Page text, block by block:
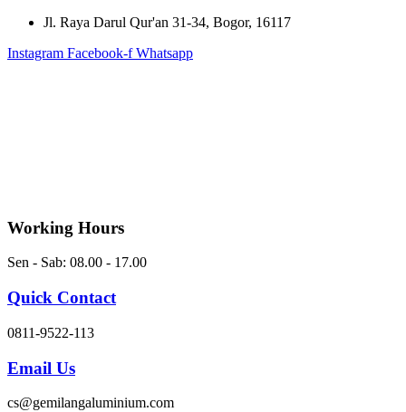
Skip
content
Jl. Raya Darul Qur'an 31-34, Bogor, 16117
Instagram Facebook-f Whatsapp
Working Hours
Sen - Sab: 08.00 - 17.00
Quick Contact
0811-9522-113
Email Us
cs@gemilangaluminium.com